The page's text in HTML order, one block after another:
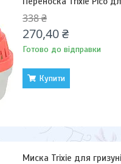
338 ₴
270,40 ₴
Готово до відправки
Купити
Миска Trixie для